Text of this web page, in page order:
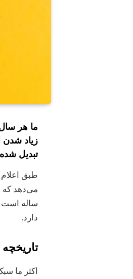
زیاد شدن
تبدیل
دارد.
اکثر ما